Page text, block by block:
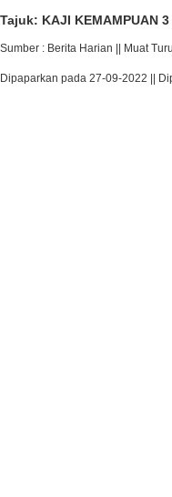
Tajuk: KAJI KEMAMPUAN
Sumber : Berita Harian || Muat
Dipaparkan pada 27-09-2022 ||